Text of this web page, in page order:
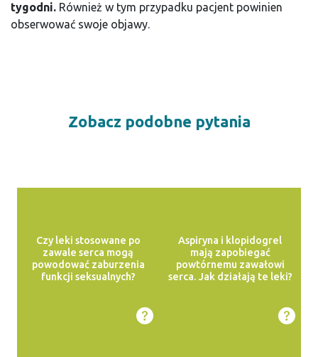
tygodni. Również w tym przypadku pacjent powinien
obserwować swoje objawy.
Zobacz podobne pytania
Czy leki stosowane po
zawale serca mogą
powodować zaburzenia
funkcji seksualnych?
Aspiryna i klopidogrel
mają zapobiegać
powtórnemu zawałowi
serca. Jak działają te leki?